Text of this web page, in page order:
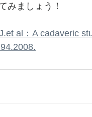
みましょう！
al：A cadaveric